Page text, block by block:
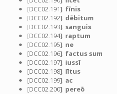
[DCC02.191]. fīnis
[DCC02.192]. dēbitum
[DCC02.193]. sanguis
[DCC02.194]. raptum
[DCC02.195]. ne
[DCC02.196]. factus sum
[DCC02.197]. iussī
[DCC02.198]. lītus
[DCC02.199]. ac
[DCC02.200]. pereō